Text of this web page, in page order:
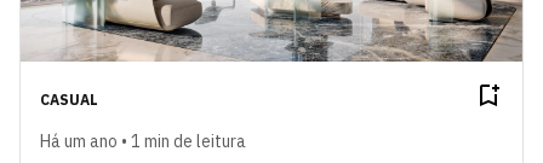
CASUAL
Há um ano • 1 min de leitura